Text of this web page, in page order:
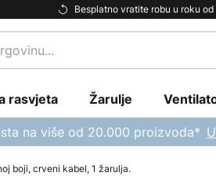
Besplatno vratite robu u roku
rasvjeta Žarulje
na više od 20.000 proizvoda*
boji, crveni kabel, 1 žarulja.